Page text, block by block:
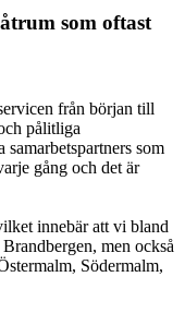
som oftast
från början till
pålitliga
samarbetspartners som
gång och det är
innebär att vi bland
men också
Södermalm,